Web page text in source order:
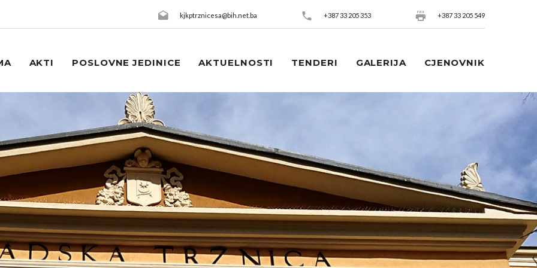
kjkptrznicesa@bih.net.ba +387 33 205 353 +387 33 205 549
AKTI POSLOVNE JEDINICE AKTUELNOSTI TENDERI GALERIJA CJENOVNIK